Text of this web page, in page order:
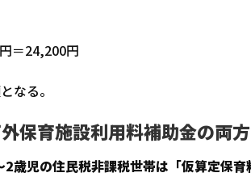
＝24,200円
となる。
保育施設利用料補助金の両
歳児の住民税非課税世帯は「仮算定保育